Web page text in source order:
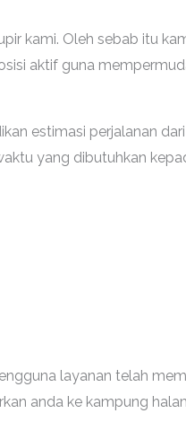
kami. Oleh sebab itu
aktif guna
estimasi perjalanan
yang dibutuhkan
layanan telah
anda ke kampung